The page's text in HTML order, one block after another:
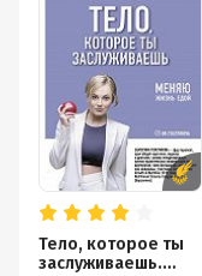
Тело, которое ты
заслуживаешь.